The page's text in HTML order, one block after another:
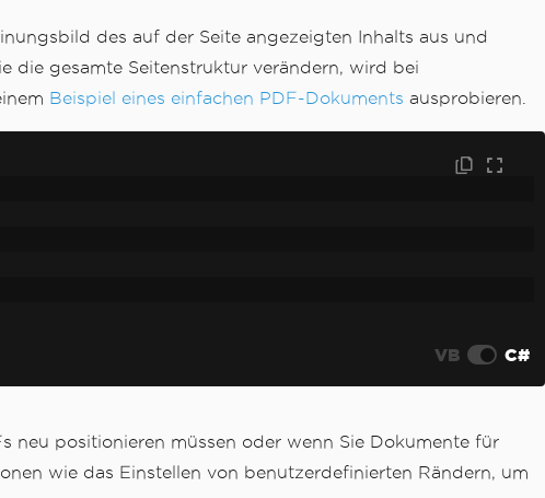
des auf der Seite angezeigten Inhalts aus und
die gesamte Seitenstruktur verändern, wird bei
Beispiel eines einfachen PDF-Dokuments ausprobieren.
VB C#
neu positionieren müssen oder wenn Sie Dokumente für
wie das Einstellen von benutzerdefinierten Rändern, um